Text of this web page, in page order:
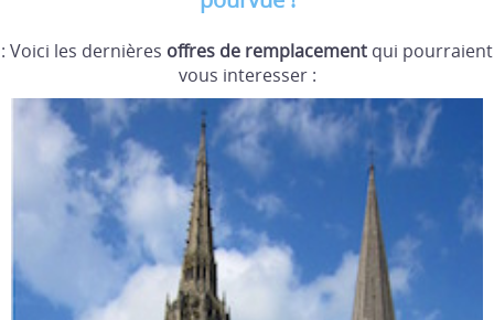
: Voici les dernières offres de remplacement qui pourraient
vous interesser :